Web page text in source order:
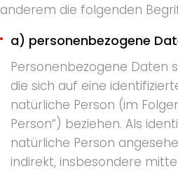
anderem die folgenden
a) personenbezogene
Personenbezogene Daten
die sich auf eine
natürliche Person (im
Person“) beziehen. Als
natürliche Person
indirekt, insbesondere